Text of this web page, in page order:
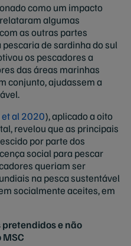
como um impacto
algumas
as outras partes
de sardinha do sul
os pescadores a
das áreas marinhas
conjunto, ajudassem a
et al 2020), aplicado a oito
revelou que as principais
por parte dos
social para pescar
queriam ser
na pesca sustentável
socialmente aceites, em
e não